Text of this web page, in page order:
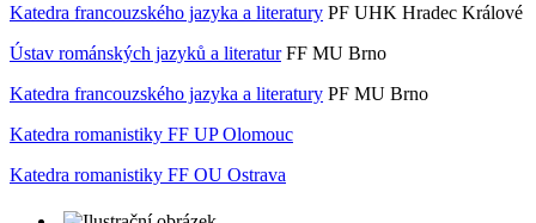
Katedra francouzského jazyka a literatury PF UHK Hradec Králové
Ústav románských jazyků a literaturFF MU Brno
Katedra francouzského jazyka a literatury PF MU Brno
Katedra romanistiky FF UP Olomouc
Katedra romanistiky FF OU Ostrava